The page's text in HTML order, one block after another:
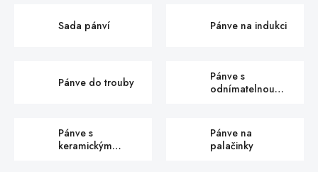
Sada pánví Pánve na indukci
Pánve do trouby
Pánve s
odnímatelnou
Pánve s
keramickým
Pánve na
palačinky